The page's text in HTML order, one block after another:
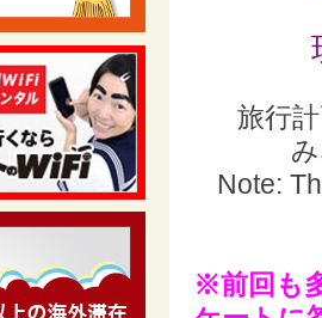
旅行
Note:
※前回も